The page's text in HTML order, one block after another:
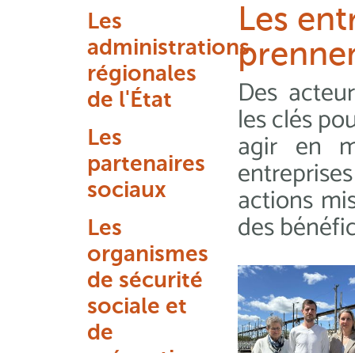
Les
administrations
régionales
de l'État
Les
partenaires
sociaux
Les
organismes
de sécurité
sociale et
de
Les
Des
les clés
agir en
actions
des